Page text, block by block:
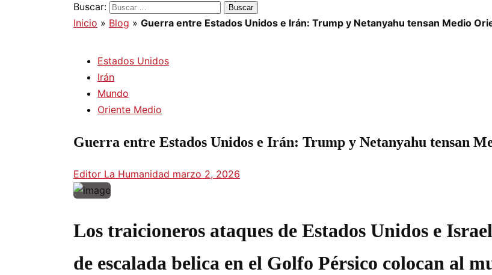
Buscar:
Inicio » Blog » Guerra entre Estados Unidos e Irán: Trump y Netanyahu tensan Medio
Estados Unidos
Irán
Mundo
Oriente Medio
Guerra entre Estados Unidos e Irán: Trump y Netanyahu tensan
Editor La Humanidad marzo 2, 2026
Los traicioneros ataques de Estados Unidos e
de escalada belica en el Golfo Pérsico colocan al